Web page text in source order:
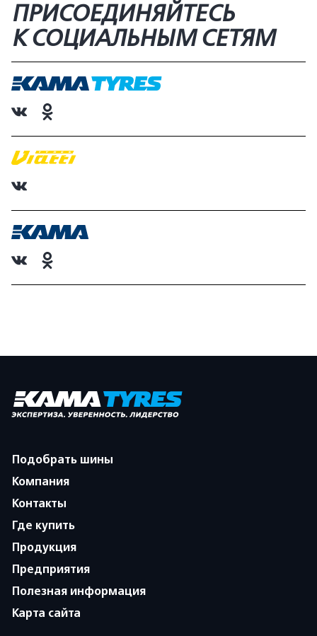
ПРИСОЕДИНЯЙТЕСЬ
К СОЦИАЛЬНЫМ СЕТЯМ
Подобрать шины
Компания
Контакты
Где купить
Продукция
Предприятия
Полезная информация
Карта сайта